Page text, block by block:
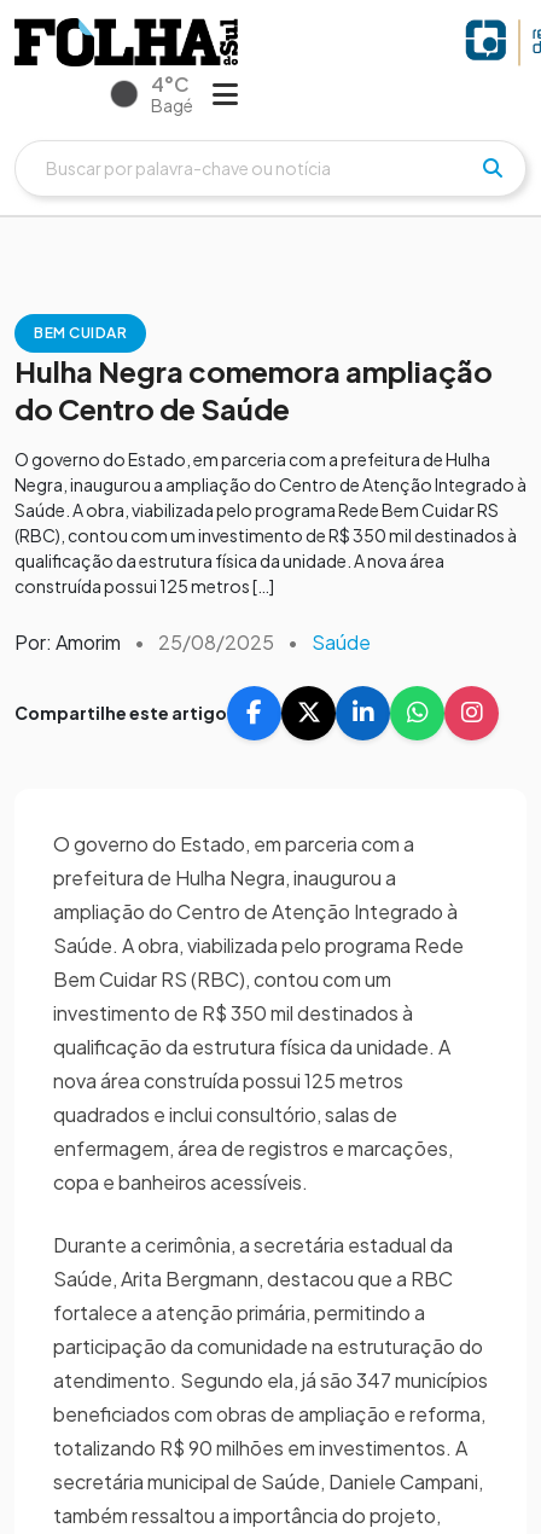
4°C
Bagé
BEM CUIDAR
Hulha Negra comemora ampliação
do Centro de Saúde
O governo do Estado, em parceria com a prefeitura de Hulha
Negra, inaugurou a ampliação do Centro de Atenção Integrado à
Saúde. A obra, viabilizada pelo programa Rede Bem Cuidar RS
(RBC), contou com um investimento de R$ 350 mil destinados à
qualificação da estrutura física da unidade. A nova área
construída possui 125 metros […]
Por: Amorim • 25/08/2025 • Saúde
Compartilhe este artigo
O governo do Estado, em parceria com a
prefeitura de Hulha Negra, inaugurou a
ampliação do Centro de Atenção Integrado à
Saúde. A obra, viabilizada pelo programa Rede
Bem Cuidar RS (RBC), contou com um
investimento de R$ 350 mil destinados à
qualificação da estrutura física da unidade. A
nova área construída possui 125 metros
quadrados e inclui consultório, salas de
enfermagem, área de registros e marcações,
copa e banheiros acessíveis.
Durante a cerimônia, a secretária estadual da
Saúde, Arita Bergmann, destacou que a RBC
fortalece a atenção primária, permitindo a
participação da comunidade na estruturação do
atendimento. Segundo ela, já são 347 municípios
beneficiados com obras de ampliação e reforma,
totalizando R$ 90 milhões em investimentos. A
secretária municipal de Saúde, Daniele Campani,
também ressaltou a importância do projeto,